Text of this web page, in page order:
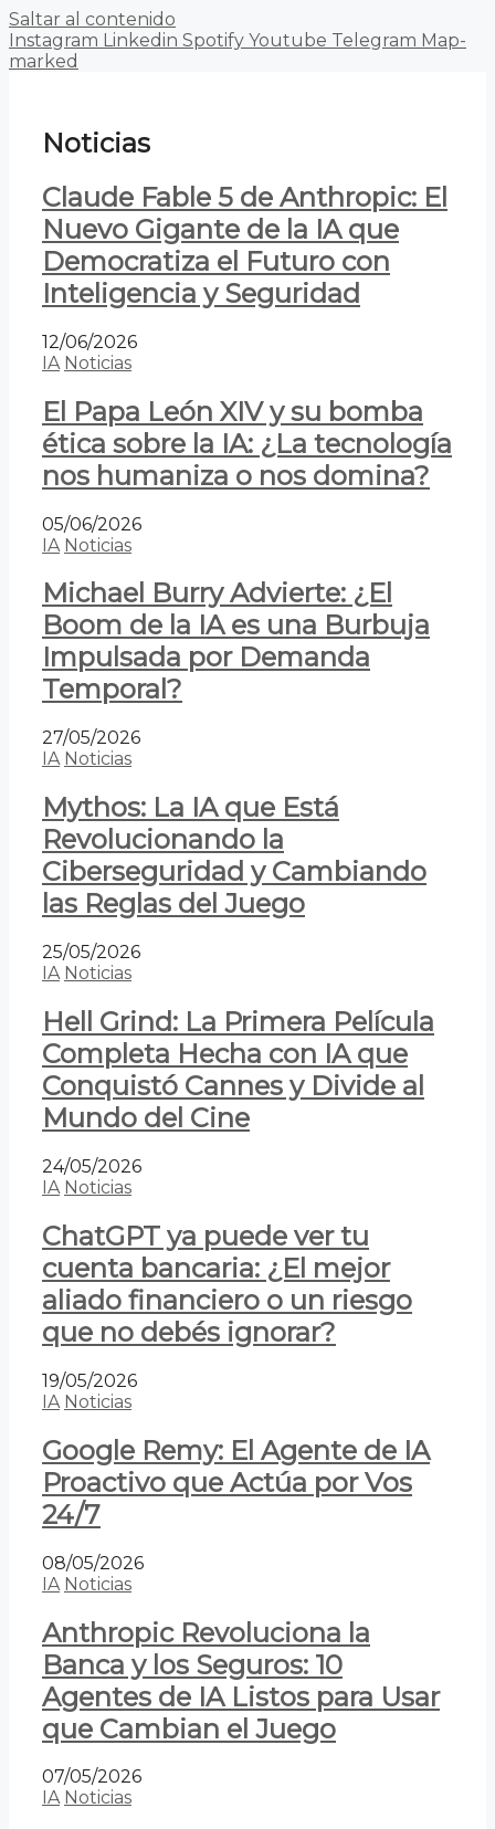
Saltar al contenido
Instagram Linkedin Spotify Youtube Telegram Map-
marked
Noticias
Claude Fable 5 de Anthropic: El
Nuevo Gigante de la IA que
Democratiza el Futuro con
Inteligencia y Seguridad
12/06/2026
IA Noticias
El Papa León XIV y su bomba
ética sobre la IA: ¿La tecnología
nos humaniza o nos domina?
05/06/2026
IA Noticias
Michael Burry Advierte: ¿El
Boom de la IA es una Burbuja
Impulsada por Demanda
Temporal?
27/05/2026
IA Noticias
Mythos: La IA que Está
Revolucionando la
Ciberseguridad y Cambiando
las Reglas del Juego
25/05/2026
IA Noticias
Hell Grind: La Primera Película
Completa Hecha con IA que
Conquistó Cannes y Divide al
Mundo del Cine
24/05/2026
IA Noticias
ChatGPT ya puede ver tu
cuenta bancaria: ¿El mejor
aliado financiero o un riesgo
que no debés ignorar?
19/05/2026
IA Noticias
Google Remy: El Agente de IA
Proactivo que Actúa por Vos
24/7
08/05/2026
IA Noticias
Anthropic Revoluciona la
Banca y los Seguros: 10
Agentes de IA Listos para Usar
que Cambian el Juego
07/05/2026
IA Noticias